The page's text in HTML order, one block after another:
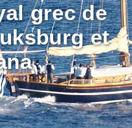
grec de
et